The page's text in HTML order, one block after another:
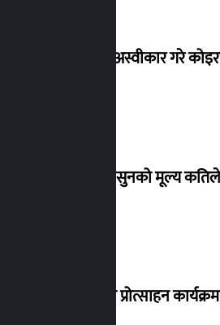
शेखरले अस्वीकार गरे
शुक्रबार सुनको मूल्य
‘करदाता प्रोत्साहन